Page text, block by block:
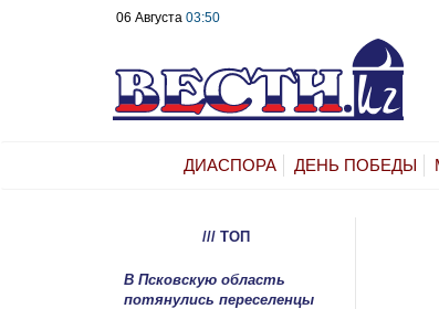
06 Августа 03:50
ДИАСПОРА ДЕНЬ ПОБЕДЫ
/// ТОП
В Псковскую область
потянулись переселенцы